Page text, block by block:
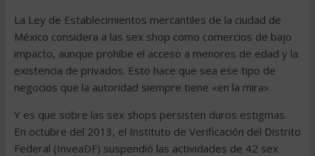
La Ley de Establecimientos mercantiles de la ciudad de
México considera a las sex shop como comercios de bajo
impacto, aunque prohíbe el acceso a menores de edad y la
existencia de privados. Esto hace que sea ese tipo de
negocios que la autoridad siempre tiene «en la mira».
Y es que sobre las sex shops persisten duros estigmas.
En octubre del 2013, el Instituto de Verificación del Distrito
Federal (InveaDF) suspendió las actividades de 42 sex